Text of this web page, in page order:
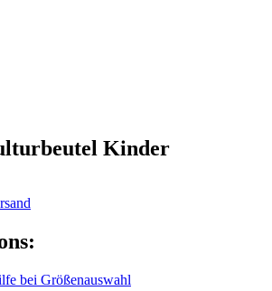
Kinder
bei Größenauswahl